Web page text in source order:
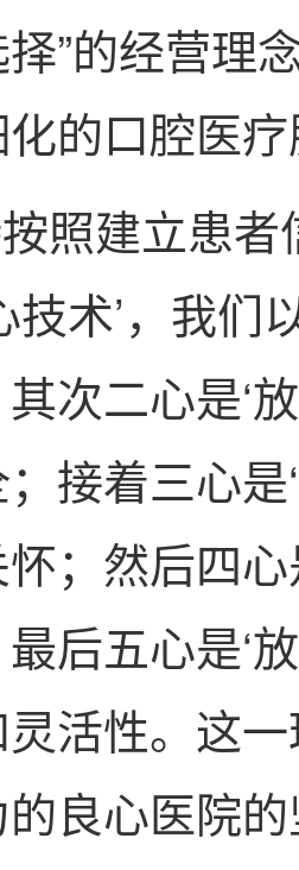
”的经营理
的口腔医
照建立患
技术’，我
次二心是‘
接着三心
；然后四
后五心是‘
活性。这
良心医院